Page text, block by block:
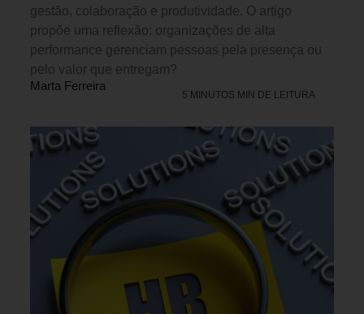
gestão, colaboração e produtividade. O artigo
propõe uma reflexão: organizações de alta
performance gerenciam pessoas pela presença ou
pelo valor que entregam?
Marta Ferreira
5 MINUTOS MIN DE LEITURA